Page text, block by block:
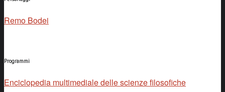
Remo Bodei
Programmi
Enciclopedia multimediale delle scienze filosofiche